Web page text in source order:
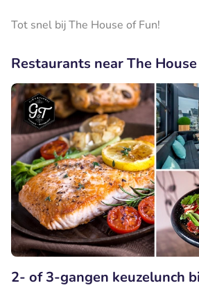
Tot snel bij The House of Fun!
Restaurants near The
2- of 3-gangen keuzelunch